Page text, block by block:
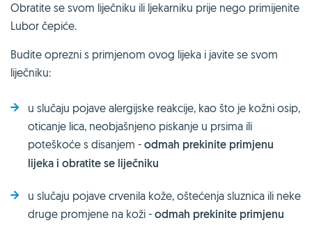
Obratite se svom liječniku ili ljekarniku prije nego primijenite
Lubor čepiće.
Budite oprezni s primjenom ovog lijeka i javite se svom
liječniku:
u slučaju pojave alergijske reakcije, kao što je kožni osip,
oticanje lica, neobjašnjeno piskanje u prsima ili
poteškoće s disanjem - odmah prekinite primjenu
lijeka i obratite se liječniku
u slučaju pojave crvenila kože, oštećenja sluznica ili neke
druge promjene na koži - odmah prekinite primjenu